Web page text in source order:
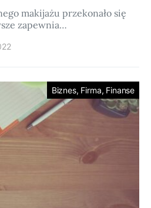
makijażu przekonało się
zapewnia…
Biznes, Firma, Finanse